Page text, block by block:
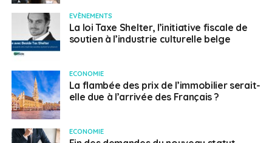
EVÈNEMENTS
La loi Taxe Shelter, l’initiative fiscale de
soutien à l’industrie culturelle belge
ECONOMIE
La flambée des prix de l’immobilier serait-
elle due à l’arrivée des Français ?
ECONOMIE